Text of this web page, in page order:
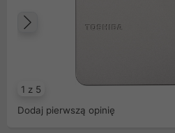
1 z 5
Poprzedni
Dodaj pierwszą opinię